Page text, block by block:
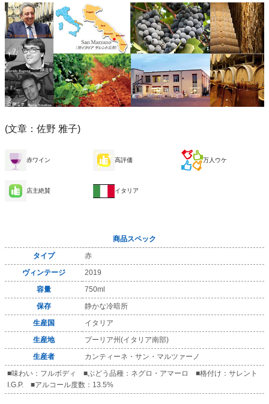
(文章：佐野 雅子)
赤ワイン 高評価 万人ウケ
店主絶賛 イタリア
商品スペック
タイプ
赤
ヴィンテージ
2019
容量
750ml
保存
静かな冷暗所
生産国
イタリア
生産地
プーリア州(イタリア南部)
生産者
カンティーネ・サン・マルツァーノ
■味わい：フルボディ ■ぶどう品種：ネグロ・アマーロ ■格付け：サレント
I.G.P. ■アルコール度数：13.5%